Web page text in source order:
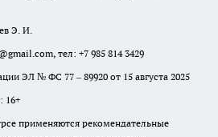
Э. И.
, тел: +7 985 814 3429
ЭЛ № ФС 77 – 89920 от 15 августа 2025
16+
применяются рекомендательные